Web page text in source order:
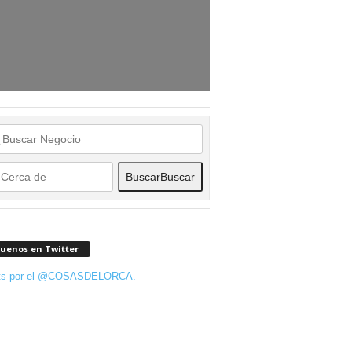
BuscarBuscar
en Twitter
por el @COSASDELORCA.